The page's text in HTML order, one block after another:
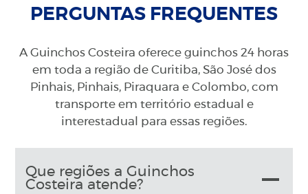
PERGUNTAS FREQUENTES
A Guinchos Costeira oferece guinchos 24 horas
em toda a região de Curitiba, São José dos
Pinhais, Pinhais, Piraquara e Colombo, com
transporte em território estadual e
interestadual para essas regiões.
Que regiões a Guinchos
Costeira atende?